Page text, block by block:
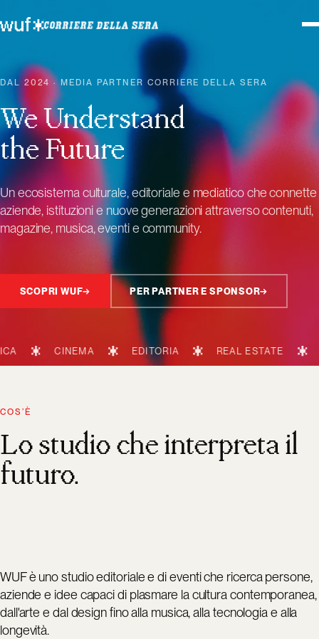
DAL 2024 · MEDIA PARTNER CORRIERE DELLA SERA
We Understand
the Future
Un ecosistema culturale, editoriale e mediatico che connette
aziende, istituzioni e nuove generazioni attraverso contenuti,
magazine, musica, eventi e community.
SCOPRI WUF→ PER PARTNER E SPONSOR→
EDITORIA REAL ESTATE
COS’È
Lo studio che interpreta il
futuro.
WUF è uno studio editoriale e di eventi che ricerca persone,
aziende e idee capaci di plasmare la cultura contemporanea,
dall'arte e dal design fino alla musica, alla tecnologia e alla
longevità.